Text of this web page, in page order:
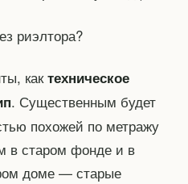
кактехническое
. Существенным будет
похожей по метражу
в старом фонде и в
доме — старые